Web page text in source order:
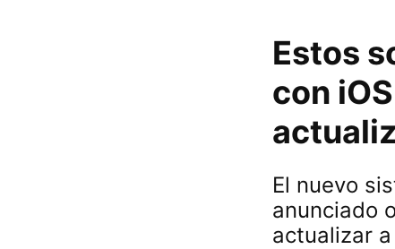
Estos
con
El nuevo
anunciado
actualizar a